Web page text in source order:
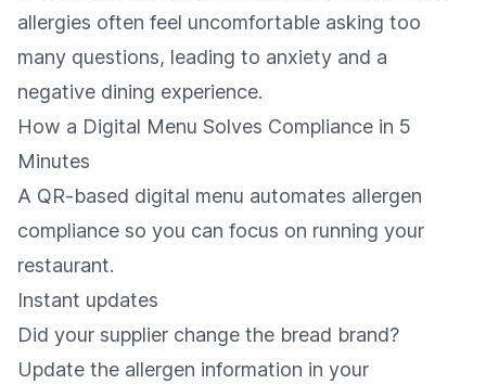
allergies often feel uncomfortable asking too
many questions, leading to anxiety and a
negative dining experience.
How a Digital Menu Solves Compliance in 5
Minutes
A QR-based digital menu automates allergen
compliance so you can focus on running your
restaurant.
Instant updates
Did your supplier change the bread brand?
Update the allergen information in your